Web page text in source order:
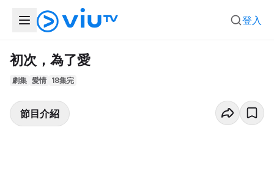
登入
初次，為了愛
劇集 愛情 18集完
節目介紹